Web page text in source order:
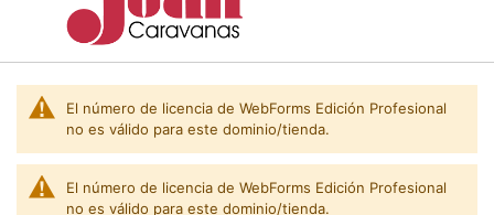
El número de licencia de WebForms Edición Profesional
no es válido para este dominio/tienda.
El número de licencia de WebForms Edición Profesional
no es válido para este dominio/tienda.